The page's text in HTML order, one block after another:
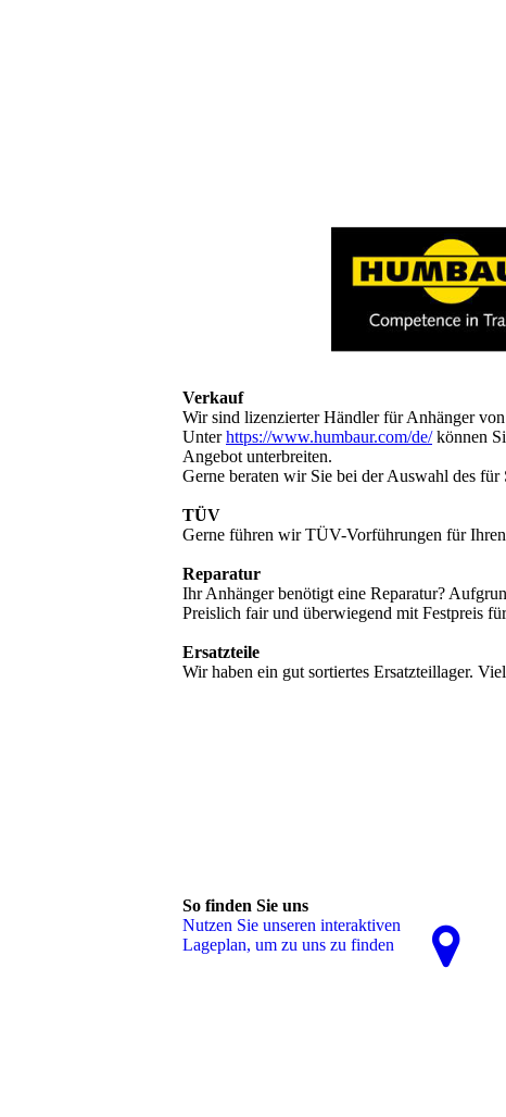
Verkauf
Wir sind lizenzierter Händler für Anhänger von
Unterhttps://www.humbaur.com/de/können
Angebot unterbreiten.
Gerne beraten wir Sie bei der Auswahl des für
TÜV
Gerne führen wir TÜV-Vorführungen für
Reparatur
Ihr Anhänger benötigt eine Reparatur?
Preislich fair und überwiegend mit Festpreis
Ersatzteile
Wir haben ein gut sortiertes Ersatzteillager.
So finden Sie uns
Nutzen Sie unseren interaktiven
La­ge­plan, um zu uns zu finden